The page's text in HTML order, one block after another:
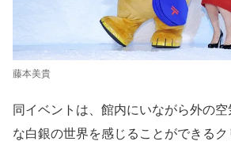
藤本美貴
同イベントは、館内にいながら外の
な白銀の世界を感じることができる